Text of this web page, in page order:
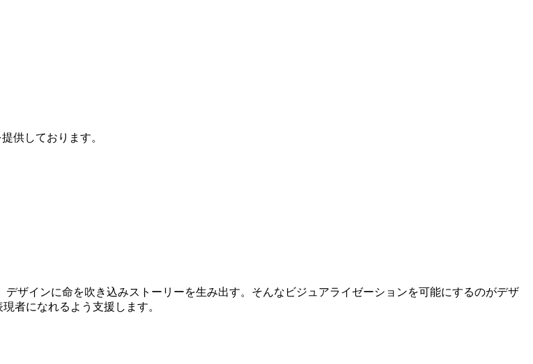
供しております。
ザインに命を吹き込みストーリーを生み出す。そんなビジュアライゼーションを可能にするのがデザ
者になれるよう支援します。